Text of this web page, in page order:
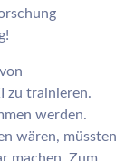
zu trainieren.
werden.
wären, müssten
machen. Zum